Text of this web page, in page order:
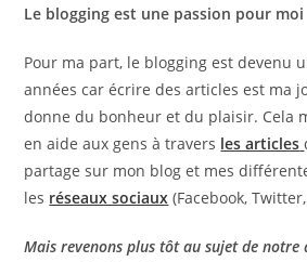
Le blogging est une passion pour moi
Pour ma part, le blogging est devenu
années car écrire des articles est ma
donne du bonheur et du plaisir. Cela
en aide aux gens à travers les articles
partage sur mon blog et mes
les réseaux sociaux (Facebook,
Mais revenons plus tôt au sujet de